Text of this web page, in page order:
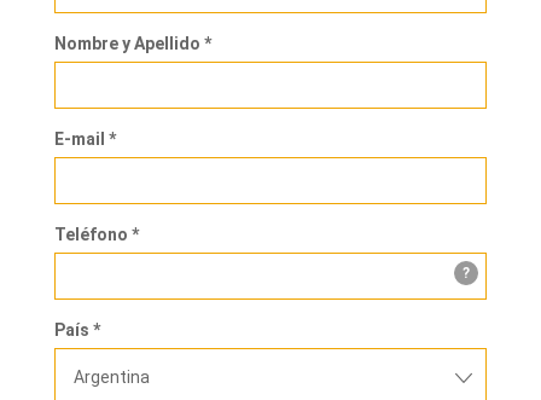
Nombre y Apellido *
E-mail *
?
Teléfono *
País *
Argentina